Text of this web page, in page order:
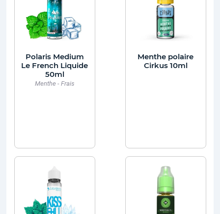
Polaris Medium
Le French Liquide
50ml
Menthe - Frais
Menthe polaire
Cirkus 10ml